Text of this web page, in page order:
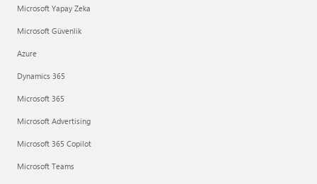
Microsoft Yapay Zeka
Microsoft Güvenlik
Azure
Dynamics 365
Microsoft 365
Microsoft Advertising
Microsoft 365 Copilot
Microsoft Teams